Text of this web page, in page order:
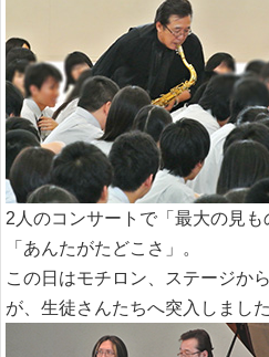
2人のコンサートで「最大の見も
「あんたがたどこさ」。
この日はモチロン、ステージか
が、生徒さんたちへ突入しました